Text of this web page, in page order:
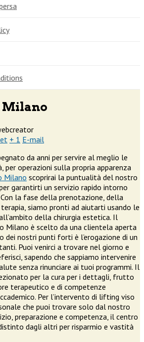
+ 1 E-mail
da anni per servire al meglio le
operazioni sulla propria apparenza
Milano scoprirai la puntualità del nostro
garantirti un servizio rapido intorno
la fase della prenotazione, della
siamo pronti ad aiutarti usando le
della chirurgia estetica. Il
Milano è scelto da una clientela aperta
dei nostri punti forti è l’erogazione di un
Puoi venirci a trovare nel giorno e
sapendo che sappiamo intervenire
senza rinunciare ai tuoi programmi. Il
per la cura per i dettagli, frutto
terapeutico e di competenze
Per l’intervento di lifting viso
che puoi trovare solo dal nostro
preparazione e competenza, il centro
dagli altri per risparmio e vastità